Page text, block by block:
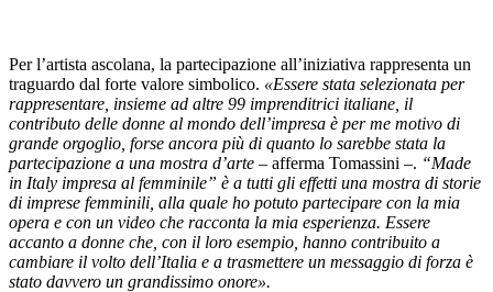
Per l’artista ascolana, la partecipazione all’iniziativa rappresenta un
traguardo dal forte valore simbolico. «Essere stata selezionata per
rappresentare, insieme ad altre 99 imprenditrici italiane, il
contributo delle donne al mondo dell’impresa è per me motivo di
grande orgoglio, forse ancora più di quanto lo sarebbe stata la
partecipazione a una mostra d’arte – afferma Tomassini –. “Made
in Italy impresa al femminile” è a tutti gli effetti una mostra di storie
di imprese femminili, alla quale ho potuto partecipare con la mia
opera e con un video che racconta la mia esperienza. Essere
accanto a donne che, con il loro esempio, hanno contribuito a
cambiare il volto dell’Italia e a trasmettere un messaggio di forza è
stato davvero un grandissimo onore».